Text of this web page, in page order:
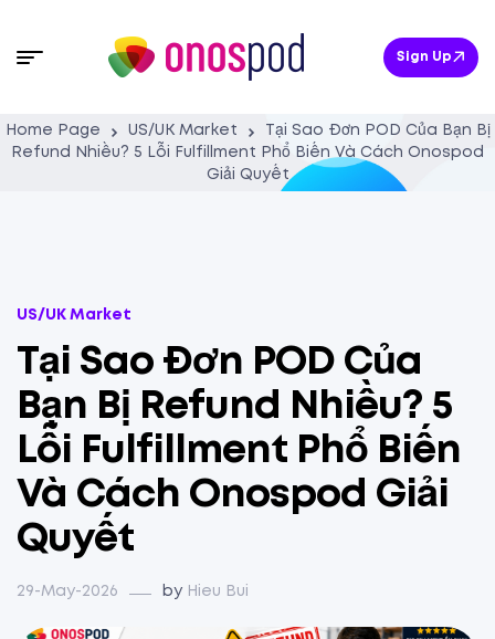
Sign Up
Home Page US/UK Market
Tại Sao Đơn POD Của Bạn Bị
Refund Nhiều? 5 Lỗi Fulfillment Phổ Biến Và Cách Onospod
Giải Quyết
US/UK Market
Tại Sao Đơn POD Của
Bạn Bị Refund Nhiều? 5
Lỗi Fulfillment Phổ Biến
Và Cách Onospod Giải
Quyết
29-May-2026 by Hieu Bui